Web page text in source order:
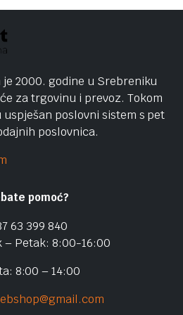
2000. godine u Srebreniku
za trgovinu i prevoz. Tokom
poslovni sistem s pet
poslovnica.
pomoć?
63 399 840
– Petak: 8:00-16:00
8:00 – 14:00